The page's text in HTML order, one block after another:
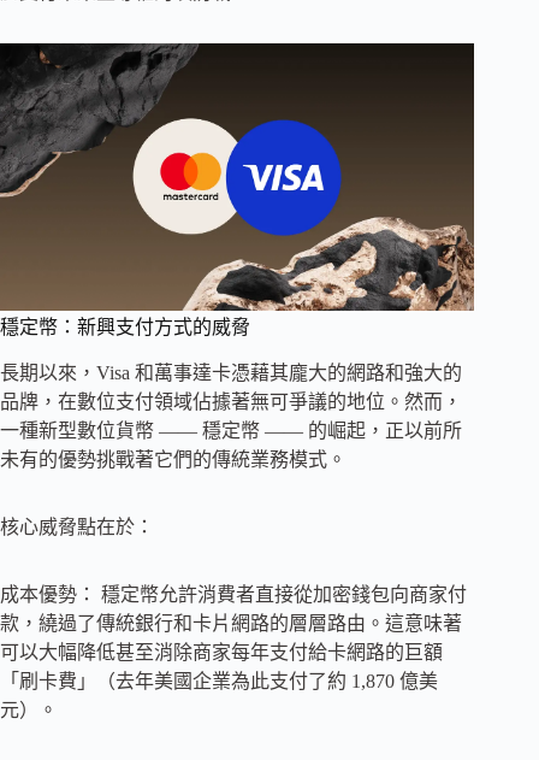
穩定幣：新興支付方式的威脅
長期以來，Visa 和萬事達卡憑藉其龐大的網路和強大的
品牌，在數位支付領域佔據著無可爭議的地位。然而，
一種新型數位貨幣 —— 穩定幣 —— 的崛起，正以前所
未有的優勢挑戰著它們的傳統業務模式。
核心威脅點在於：
成本優勢： 穩定幣允許消費者直接從加密錢包向商家付
款，繞過了傳統銀行和卡片網路的層層路由。這意味著
可以大幅降低甚至消除商家每年支付給卡網路的巨額
「刷卡費」（去年美國企業為此支付了約 1,870 億美
元）。